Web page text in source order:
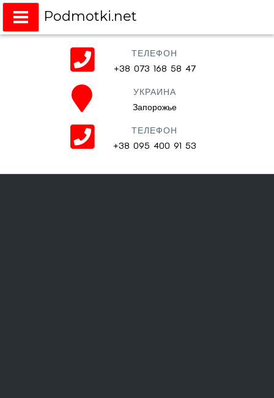
Podmotki.net
Подмотки на любое авто
ТЕЛЕФОН
+38 073 168 58 47
УКРАИНА
Запорожье
ТЕЛЕФОН
+38 095 400 91 53